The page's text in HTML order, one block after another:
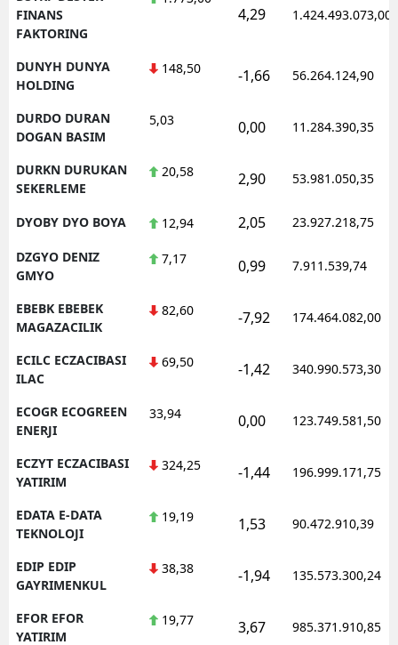
FINANS
FAKTORING
4,29 1.424.493.073,00
DUNYH DUNYA
HOLDING
148,50 -1,66 56.264.124,90
DURDO DURAN
DOGAN BASIM
5,03 0,00 11.284.390,35
DURKN DURUKAN
SEKERLEME
20,58 2,90 53.981.050,35
DYOBY DYO BOYA 12,94 2,05 23.927.218,75
DZGYO DENIZ
GMYO
7,17 0,99 7.911.539,74
EBEBK EBEBEK
MAGAZACILIK
82,60 -7,92 174.464.082,00
ECILC ECZACIBASI
ILAC
69,50 -1,42 340.990.573,30
ECOGR ECOGREEN
ENERJI
33,94 0,00 123.749.581,50
ECZYT ECZACIBASI
YATIRIM
324,25 -1,44 196.999.171,75
EDATA E-DATA
TEKNOLOJI
19,19 1,53 90.472.910,39
EDIP EDIP
GAYRIMENKUL
38,38 -1,94 135.573.300,24
EFOR EFOR
YATIRIM
19,77 3,67 985.371.910,85